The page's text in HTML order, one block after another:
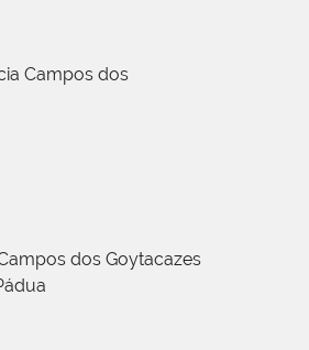
Campos dos
dos Goytacazes